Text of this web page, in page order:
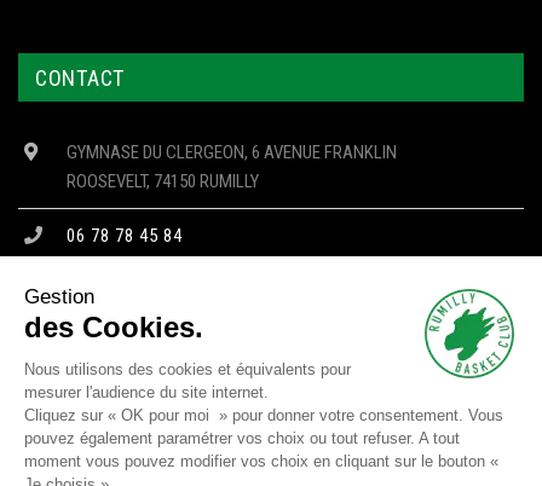
CONTACT
GYMNASE DU CLERGEON, 6 AVENUE FRANKLIN
ROOSEVELT, 74150 RUMILLY
06 78 78 45 84
CONTACT@RBC74.FR
Copyright © 2023 RBC - Tous droits réservés - Mentions Légales-
Confidentialité-Cookies
Gestion
des Cookies.
Nous utilisons des cookies et équivalents pour
mesurer l'audience du site internet.
Cliquez sur « OK pour moi » pour donner votre consentement. Vous
pouvez également paramétrer vos choix ou tout refuser. A tout
moment vous pouvez modifier vos choix en cliquant sur le bouton «